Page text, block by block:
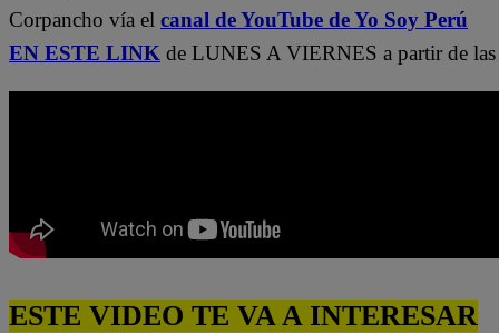
Corpancho vía el canal de YouTube de Yo Soy Perú
EN ESTE LINK de LUNES A VIERNES a partir de
ESTE VIDEO TE VA A INTERESAR